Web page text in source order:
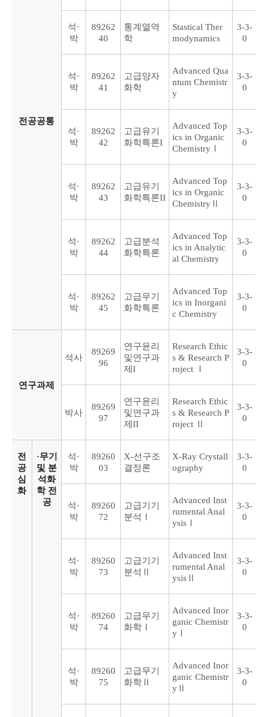
전공공통
석·
박
89262
40
통계열역
학
Stastical Ther
modynamics
3-3-
0
석·
박
89262
41
고급양자
화학
Advanced Qua
ntum Chemistr
y
3-3-
0
석·
박
89262
42
고급유기
화학특론I
Advanced Top
ics in Organic
ChemistryⅠ
3-3-
0
석·
박
89262
43
고급유기
화학특론II
Advanced Top
ics in Organic
ChemistryⅡ
3-3-
0
석·
박
89262
44
고급분석
화학특론
Advanced Top
ics in Analytic
al Chemistry
3-3-
0
석·
박
89262
45
고급무기
화학특론
Advanced Top
ics in Inorgani
c Chemistry
3-3-
0
연구과제
석사
89269
96
연구윤리
및연구과
제I
Research Ethic
s & Research P
roject Ⅰ
3-3-
0
박사
89269
97
연구윤리
및연구과
제II
Research Ethic
s & Research P
roject Ⅱ
3-3-
0
전
공
심
화
·무기
및 분
석화
학 전
공
석·
박
89260
03
X-선구조
결정론
X-Ray Crystall
ography
3-3-
0
석·
박
89260
72
고급기기
분석Ⅰ
Advanced Inst
rumental Anal
ysisⅠ
3-3-
0
석·
박
89260
73
고급기기
분석Ⅱ
Advanced Inst
rumental Anal
ysisⅡ
3-3-
0
석·
박
89260
74
고급무기
화학Ⅰ
Advanced Inor
ganic Chemistr
yⅠ
3-3-
0
석·
박
89260
75
고급무기
화학Ⅱ
Advanced Inor
ganic Chemistr
yⅡ
3-3-
0